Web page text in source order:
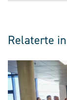
Relaterte